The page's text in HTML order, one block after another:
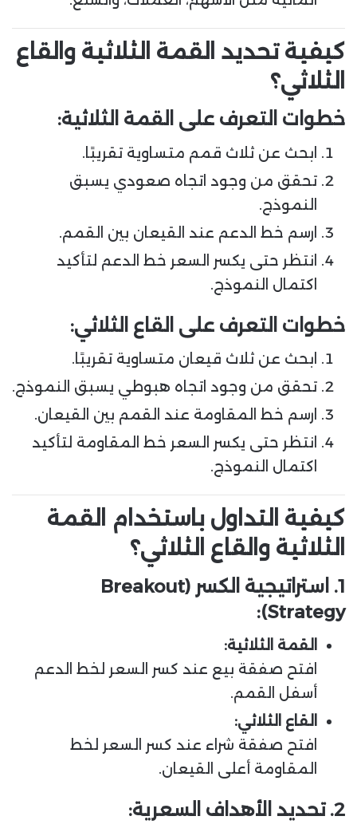
كيفية تحديد القمة الثلاثية والقاع
الثلاثي؟
خطوات التعرف على القمة الثلاثية:
ابحث عن ثلاث قمم متساوية تقريبًا.
تحقق من وجود اتجاه صعودي يسبق
النموذج.
ارسم خط الدعم عند القيعان بين القمم.
انتظر حتى يكسر السعر خط الدعم لتأكيد
اكتمال النموذج.
خطوات التعرف على القاع الثلاثي:
ابحث عن ثلاث قيعان متساوية تقريبًا.
تحقق من وجود اتجاه هبوطي يسبق النموذج.
ارسم خط المقاومة عند القمم بين القيعان.
انتظر حتى يكسر السعر خط المقاومة لتأكيد
اكتمال النموذج.
كيفية التداول باستخدام القمة
الثلاثية والقاع الثلاثي؟
1. استراتيجية الكسر (Breakout
Strategy):
القمة الثلاثية:
افتح صفقة بيع عند كسر السعر لخط الدعم
أسفل القمم.
القاع الثلاثي:
افتح صفقة شراء عند كسر السعر لخط
المقاومة أعلى القيعان.
2. تحديد الأهداف السعرية: